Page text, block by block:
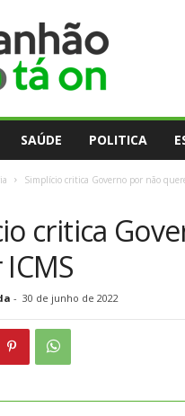
SAÚDE POLITICA
Simplício critica Governo por não
critica
- 30 de junho de 2022